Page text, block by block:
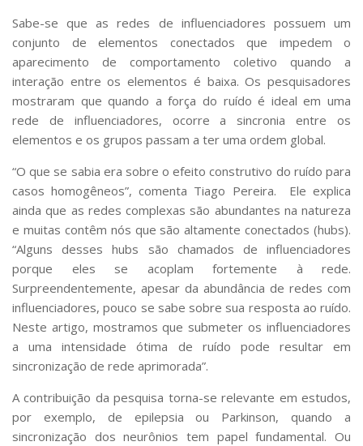
Bibliotecas
Apoio ao Estudante
Segurança, Trânsito e Prevenção
RH, Administrativo e Financeiro
Outros serviços
Comunicação
Assessorias e Mídias
Aplicativos e Sites
Jornal da USP
Agenda de Eventos
Defesa de Teses
Sabe-se que as redes de influenciadores possuem um
conjunto de elementos conectados que impedem o
aparecimento de comportamento coletivo quando a
interação entre os elementos é baixa. Os pesquisadores
mostraram que quando a força do ruído é ideal em uma
rede de influenciadores, ocorre a sincronia entre os
elementos e os grupos passam a ter uma ordem global.
“O que se sabia era sobre o efeito construtivo do ruído para
casos homogêneos”, comenta Tiago Pereira. Ele explica
ainda que as redes complexas são abundantes na natureza
e muitas contêm nós que são altamente conectados (hubs).
“Alguns desses hubs são chamados de influenciadores
porque eles se acoplam fortemente à rede.
Surpreendentemente, apesar da abundância de redes com
influenciadores, pouco se sabe sobre sua resposta ao ruído.
Neste artigo, mostramos que submeter os influenciadores
a uma intensidade ótima de ruído pode resultar em
sincronização de rede aprimorada”.
A contribuição da pesquisa torna-se relevante em estudos,
por exemplo, de epilepsia ou Parkinson, quando a
sincronização dos neurônios tem papel fundamental. Ou